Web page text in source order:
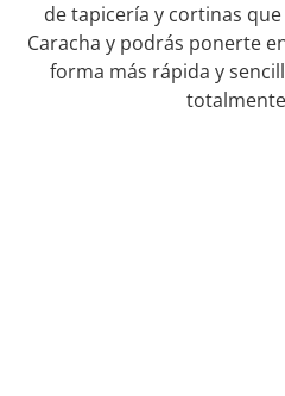
de tapicería y cortinas
Caracha y podrás ponerte
forma más rápida y